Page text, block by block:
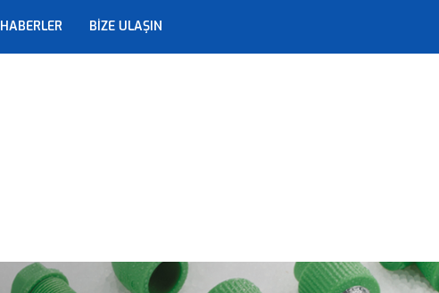
HABERLER BIZE ULAŞIN